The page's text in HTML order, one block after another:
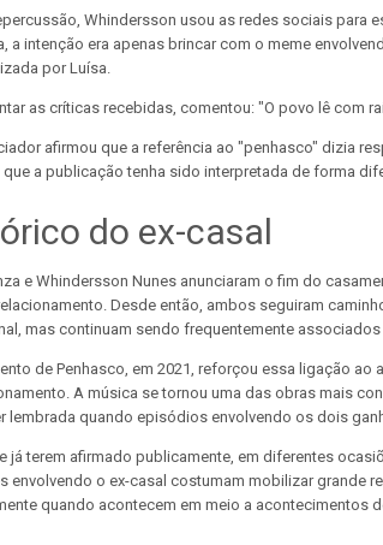
Whindersson usou as redes sociais para
a intenção era apenas brincar com o meme
por Luísa.
as críticas recebidas, comentou: "O povo lê com
afirmou que a referência ao "penhasco" dizia
a publicação tenha sido interpretada de forma
do ex-casal
e Whindersson Nunes anunciaram o fim do
Desde então, ambos seguiram
mas continuam sendo frequentemente associados
de Penhasco, em 2021, reforçou essa ligação
A música se tornou uma das obras mais
lembrada quando episódios envolvendo os dois
já terem afirmado publicamente, em diferentes
envolvendo o ex-casal costumam mobilizar grande
quando acontecem em meio a acontecimentos